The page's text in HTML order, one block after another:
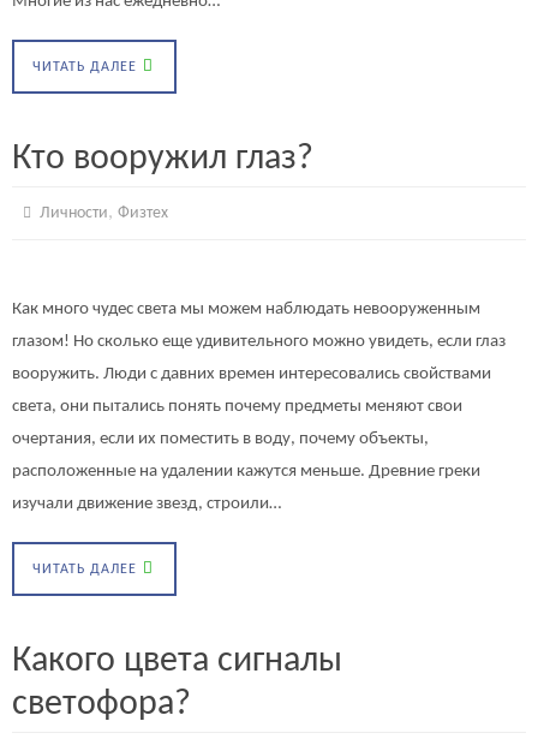
ЧИТАТЬ ДАЛЕЕ
Кто вооружил глаз?
Личности,Физтех
Как много чудес света мы можем наблюдать невооруженным
глазом! Но сколько еще удивительного можно увидеть, если глаз
вооружить. Люди с давних времен интересовались свойствами
света, они пытались понять почему предметы меняют свои
очертания, если их поместить в воду, почему объекты,
расположенные на удалении кажутся меньше. Древние греки
изучали движение звезд, строили…
ЧИТАТЬ ДАЛЕЕ
Какого цвета сигналы
светофора?